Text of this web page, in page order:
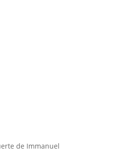
de Immanuel